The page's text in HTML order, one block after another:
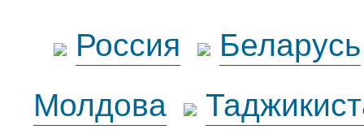
Россия
Беларусь
Молдова